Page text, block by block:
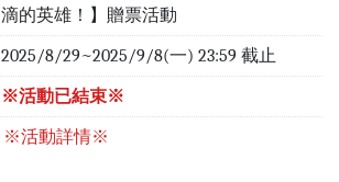
滴的英雄！】贈票活動
2025/8/29~2025/9/8(一) 23:59 截止
※活動已結束※
※活動詳情※